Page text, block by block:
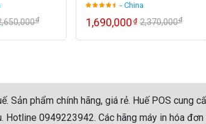
₫
- China
1,690,000₫ 2,370,000₫
Sản phẩm chính hãng, giá rẻ. Huế POS cung
Hotline 0949223942. Các hãng máy in hóa